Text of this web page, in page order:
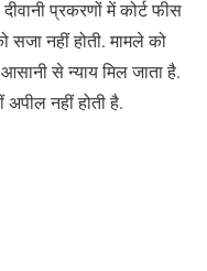
प्रकरणों में कोर्ट फीस
सजा नहीं होती. मामले को
से न्याय मिल जाता है.
नहीं होती है.